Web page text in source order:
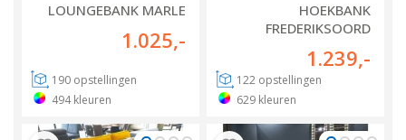
LOUNGEBANK MARLE
1.025,-
190 opstellingen
494 kleuren
HOEKBANK
FREDERIKSOORD
1.239,-
122 opstellingen
629 kleuren